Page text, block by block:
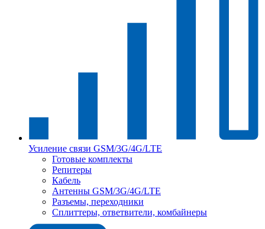
Усиление связи GSM/3G/4G/LTE
Готовые комплекты
Репитеры
Кабель
Антенны GSM/3G/4G/LTE
Разъемы, переходники
Сплиттеры, ответвители, комбайнеры